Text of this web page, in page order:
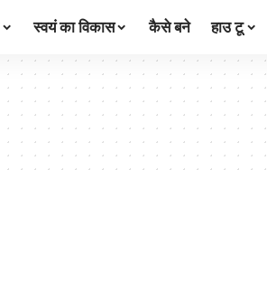
स्वयं का विकास कैसे बने हाउ टू